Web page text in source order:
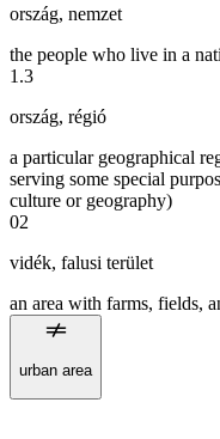
ország, nemzet
the people who live in a
1 .3
ország, régió
a particular geographical
serving some special
culture or geography)
02
vidék, falusi terület
an area with farms, fields,
urban area